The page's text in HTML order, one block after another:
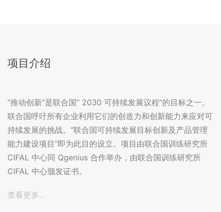
项目介绍
“推动创新”是联合国“ 2030 可持续发展议程”的目标之一。
联合国呼吁所有企业利用它们的创造力和创新能力来应对可
持续发展的挑战。“联合国可持续发展目标创新及产品管理
能力建设项目”即为此目的设立。项目由联合国训练研究所
CIFAL 中心同 Qgenius 合作举办，由联合国训练研究所
CIFAL 中心颁发证书。
查看更多…